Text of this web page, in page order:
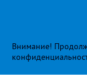
Внимание!